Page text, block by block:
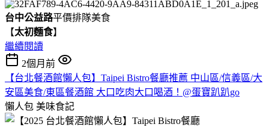
台中公益路平價排隊美食
【太初麵食】
繼續閱讀
2個月前
【台北餐酒館懶人包】Taipei Bistro餐廳推薦 中山區/信義區/大
安區美食/東區餐酒館 大口吃肉大口喝酒！@蛋寶趴趴go
懶人包 美味食記